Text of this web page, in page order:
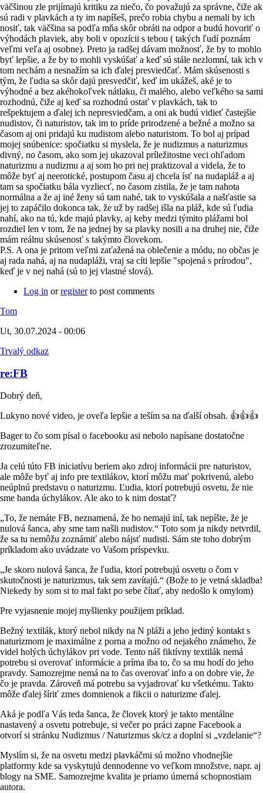
väčšinou zle prijímajú kritiku za niečo, čo považujú za správne, čiže ak
sú radi v plavkách a ty im napíšeš, prečo robia chybu a nemali by ich
nosiť, tak väčšina sa podľa mňa skôr obráti na odpor a budú hovoriť o
výhodách plaviek, aby boli v opozícii s tebou ( takých ľudí poznám
veľmi veľa aj osobne). Preto ja radšej dávam možnosť, že by to mohlo
byť lepšie, a že by to mohli vyskúšať a keď sú stále nezlomní, tak ich v
tom nechám a nesnažím sa ich ďalej presviedčať. Mám skúsenosti s
tým, že ľudia sa skôr dajú presvedčiť, keď im ukážeš, aké je to
výhodné a bez akéhokoľvek nátlaku, či malého, alebo veľkého sa sami
rozhodnú, čiže aj keď sa rozhodnú ostať v plavkách, tak to
rešpektujem a ďalej ich nepresviedčam, a oni ak budú vidieť častejšie
nudistov, či naturistov, tak im to príde prirodzené a bežné a možno sa
časom aj oni pridajú ku nudistom alebo naturistom. To bol aj prípad
mojej snúbenice: spočiatku si myslela, že je nudizmus a naturizmus
divný, no časom, ako som jej ukazoval príležitostne veci ohľadom
naturizmu a nudizmu a aj som ho pri nej praktizoval a videla, že to
môže byť aj neerotické, postupom času aj chcela ísť na nudapláž a aj
tam sa spočiatku bála vyzliecť, no časom zistila, že je tam nahota
normálna a že aj iné ženy sú tam nahé, tak to vyskúšala a našťastie sa
jej to zapáčilo dokonca tak, že už by radšej išla na pláž, kde sú ľudia
nahí, ako na tú, kde majú plavky, aj keby medzi týmito plážami bol
rozdiel len v tom, že na jednej by sa plavky nosili a na druhej nie, čiže
mám reálnu skúsenosť s takýmto človekom.
P.S. A ona je pritom veľmi zaťažená na oblečenie a módu, no občas je
aj rada nahá, aj na nudapláži, vraj sa cíti lepšie "spojená s prírodou",
keď je v nej nahá (sú to jej vlastné slová).
Log in orregisterto post comments
Tom
Ut, 30.07.2024 - 00:06
Trvalý odkaz
re:FB
Dobrý deň,
Lukyno nové video, je oveľa lepšie a teším sa na ďalší obsah. 👍👍👍
Bager to čo som písal o facebooku asi nebolo napísane dostatočne
zrozumiteľne.
Ja celú túto FB iniciatívu beriem ako zdroj informácii pre naturistov,
ale môže byť aj info pre textilákov, ktorí môžu mať pokrivenú, alebo
neúplnú predstavu o naturizmu. Ľudia, ktorí potrebujú osvetu, že nie
sme banda úchylákov. Ale ako to k nim dostať?
„To, že nemáte FB, neznamená, že ho nemajú iní, tak nepíšte, že je
nulová šanca, aby sme tam našli nudistov.“ Toto som ja nikdy netvrdil,
že sa tu nemôžu zoznámiť alebo nájsť nudisti. Sám ste toho dobrým
príkladom ako uvádzate vo Vašom príspevku.
„Je skoro nulová šanca, že ľudia, ktorí potrebujú osvetu o čom v
skutočnosti je naturizmus, tak sem zavítajú.“ (Bože to je vetná skladba!
Niekedy by som si to mal fakt po sebe čítať, aby nedošlo k omylom)
Pre vyjasnenie mojej myšlienky použijem príklad.
Bežný textilák, ktorý nebol nikdy na N pláži a jeho jediný kontakt s
naturizmom je maximálne z porna a možno od nejakého známeho, že
videl holých úchylákov pri vode. Tento náš fiktívny textilák nemá
potrebu si overovať informácie a príma iba to, čo sa mu hodí do jeho
pravdy. Samozrejme nemá na to čas overovať info a on dobre vie, že
čo je pravda. Zároveň má potrebu sa vyjadrovať ku všetkému. Takto
môže ďalej šíriť zmes domnienok a fikcii o naturizme ďalej.
Aká je podľa Vás teda šanca, že človek ktorý je takto mentálne
nastavený a osvetu potrebuje, si večer po práci zapne Facebook a
otvorí si stránku Nudizmus / Naturizmus sk/cz a doplní si „vzdelanie“?
Myslím si, že na osvetu medzi plavkáčmi sú možno vhodnejšie
platformy kde sa vyskytujú dennodenne vo veľkom množstve, napr. aj
blogy na SME. Samozrejme kvalita je priamo úmerná schopnostiam
autora.